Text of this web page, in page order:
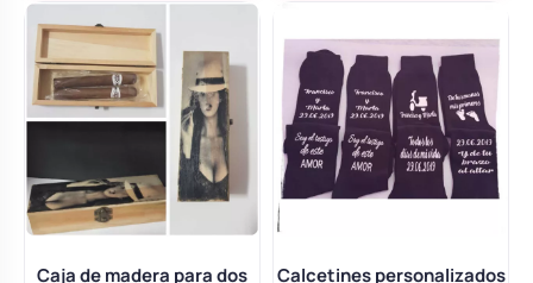
Caja de madera para dos
Calcetines personalizados